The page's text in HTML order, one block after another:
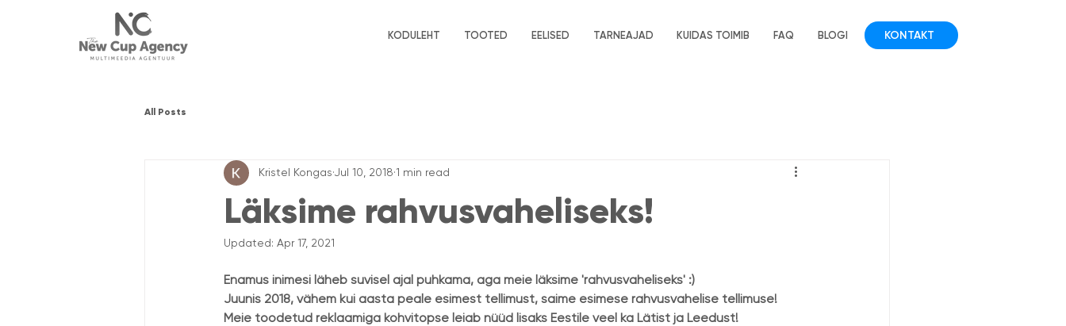
KODULEHT TOOTED EELISED TARNEAJAD KUIDAS TOIMIB FAQ BLOGI KONTAKT
All Posts
Läksime rahvusvaheliseks!
Kristel Kongas Jul 10, 2018 1 min read
Updated: Apr 17, 2021
Enamus inimesi läheb suvisel ajal puhkama, aga meie läksime 'rahvusvaheliseks' :)
Juunis 2018, vähem kui aasta peale esimest tellimust, saime esimese rahvusvahelise tellimuse!
Meie toodetud reklaamiga kohvitopse leiab nüüd lisaks Eestile veel ka Lätist ja Leedust!